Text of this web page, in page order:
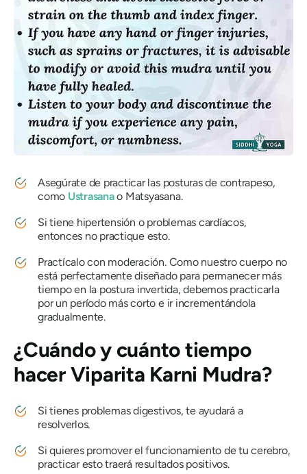
Asegúrate de practicar las posturas de contrapeso,
como Ustrasanao Matsyasana.
Si tiene hipertensión o problemas cardíacos,
entonces no practique esto.
Practícalo con moderación. Como nuestro cuerpo no
está perfectamente diseñado para permanecer más
tiempo en la postura invertida, debemos practicarla
por un período más corto e ir incrementándola
gradualmente.
¿Cuándo y cuánto tiempo
hacerViparita Karni Mudra?
Si tienes problemas digestivos, te ayudará a
resolverlos.
Si quieres promover el funcionamiento de tu cerebro,
practicar esto traerá resultados positivos.